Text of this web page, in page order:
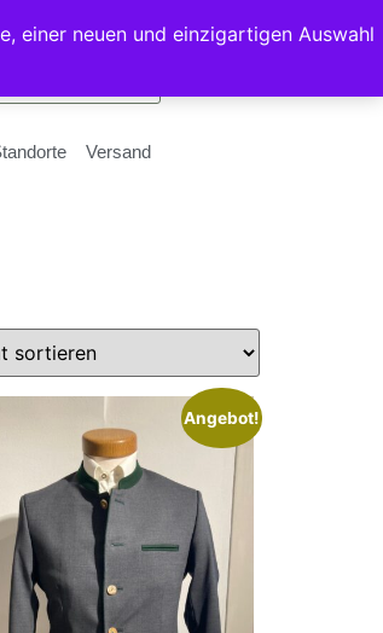
einer neuen und einzigartigen Auswahl
Versand
Angebot!